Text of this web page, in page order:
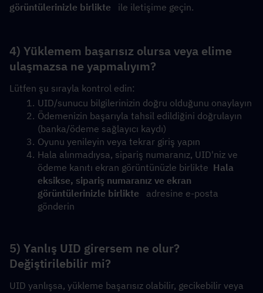
görüntülerinizle birlikte
  ile iletişime geçin.
4) Yüklemem başarısız olursa veya elime
ulaşmazsa ne yapmalıyım?
Lütfen şu sırayla kontrol edin:
UID/sunucu bilgilerinizin doğru olduğunu onaylayın
Ödemenizin başarıyla tahsil edildiğini doğrulayın
(banka/ödeme sağlayıcı kaydı)
Oyunu yenileyin veya tekrar giriş yapın
Hala alınmadıysa, sipariş numaranız, UID'niz ve
ödeme kanıtı ekran görüntünüzle birlikte Hala
eksikse, sipariş numaranız ve ekran
görüntülerinizle birlikte
  adresine e-posta
gönderin
5) Yanlış UID girersem ne olur?
Değiştirilebilir mi?
UID yanlışsa, yükleme başarısız olabilir, gecikebilir veya